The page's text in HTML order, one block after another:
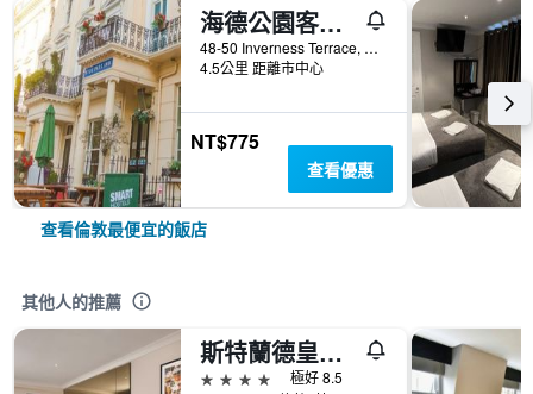
海德公園客棧旅館
48-50 Inverness Terrace, 倫敦, 英國
4.5公里 距離市中心
NT$775
查看優惠
查看倫敦最便宜的飯店
其他人的推薦
斯特蘭德皇宫飯店
4星級
極好 8.5